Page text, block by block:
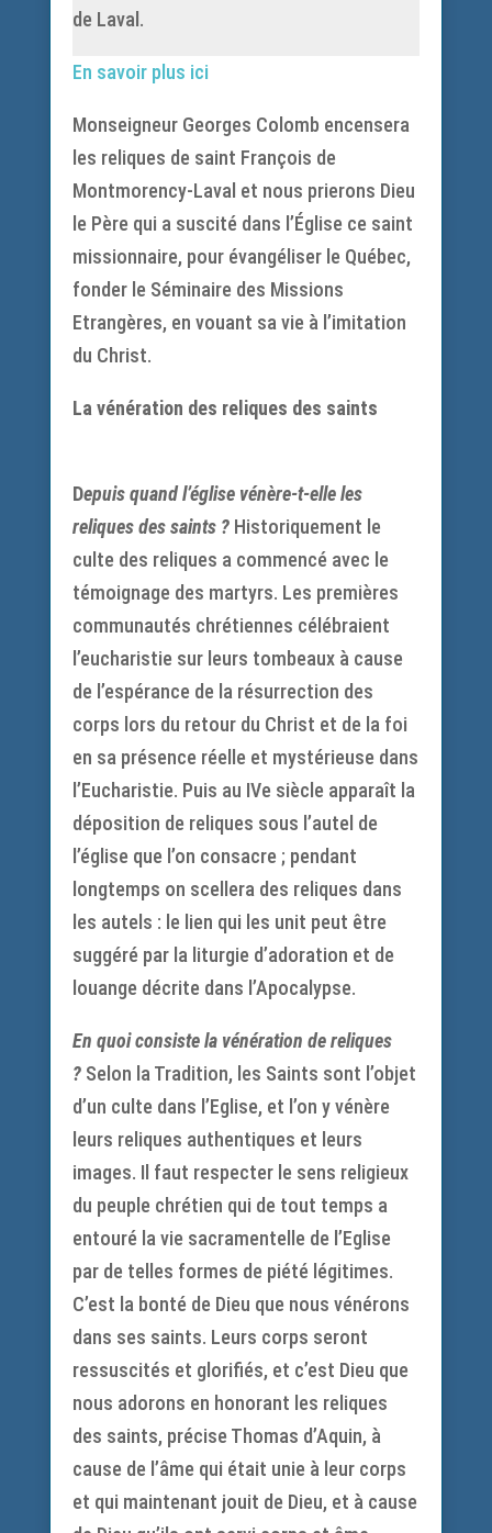
de Laval.
En savoir plus ici
Monseigneur Georges Colomb encensera
les reliques de saint François de
Montmorency-Laval et nous prierons Dieu
le Père qui a suscité dans l’Église ce saint
missionnaire, pour évangéliser le Québec,
fonder le Séminaire des Missions
Etrangères, en vouant sa vie à l’imitation
du Christ.
La vénération des reliques des saints
Depuis quand l’église vénère-t-elle les
reliques des saints ?Historiquement le
culte des reliques a commencé avec le
témoignage des martyrs. Les premières
communautés chrétiennes célébraient
l’eucharistie sur leurs tombeaux à cause
de l’espérance de la résurrection des
corps lors du retour du Christ et de la foi
en sa présence réelle et mystérieuse dans
l’Eucharistie. Puis au IVe siècle apparaît la
déposition de reliques sous l’autel de
l’église que l’on consacre ; pendant
longtemps on scellera des reliques dans
les autels : le lien qui les unit peut être
suggéré par la liturgie d’adoration et de
louange décrite dans l’Apocalypse.
En quoi consiste la vénération de reliques
? Selon la Tradition, les Saints sont l’objet
d’un culte dans l’Eglise, et l’on y vénère
leurs reliques authentiques et leurs
images. Il faut respecter le sens religieux
du peuple chrétien qui de tout temps a
entouré la vie sacramentelle de l’Eglise
par de telles formes de piété légitimes.
C’est la bonté de Dieu que nous vénérons
dans ses saints. Leurs corps seront
ressuscités et glorifiés, et c’est Dieu que
nous adorons en honorant les reliques
des saints, précise Thomas d’Aquin, à
cause de l’âme qui était unie à leur corps
et qui maintenant jouit de Dieu, et à cause